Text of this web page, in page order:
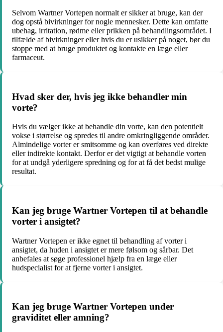
Selvom Wartner Vortepen normalt er sikker at bruge, kan der
dog opstå bivirkninger for nogle mennesker. Dette kan omfatte
ubehag, irritation, rødme eller prikken på behandlingsområdet. I
tilfælde af bivirkninger eller hvis du er usikker på noget, bør du
stoppe med at bruge produktet og kontakte en læge eller
farmaceut.
Hvad sker der, hvis jeg ikke behandler min
vorte?
Hvis du vælger ikke at behandle din vorte, kan den potentielt
vokse i størrelse og spredes til andre omkringliggende områder.
Almindelige vorter er smitsomme og kan overføres ved direkte
eller indirekte kontakt. Derfor er det vigtigt at behandle vorten
for at undgå yderligere spredning og for at få det bedst mulige
resultat.
Kan jeg bruge Wartner Vortepen til at behandle
vorter i ansigtet?
Wartner Vortepen er ikke egnet til behandling af vorter i
ansigtet, da huden i ansigtet er mere følsom og sårbar. Det
anbefales at søge professionel hjælp fra en læge eller
hudspecialist for at fjerne vorter i ansigtet.
Kan jeg bruge Wartner Vortepen under
graviditet eller amning?